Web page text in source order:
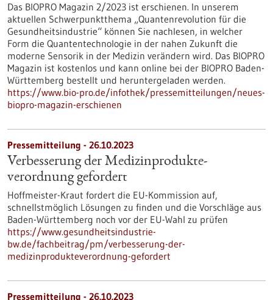
Das BIOPRO Magazin 2/2023 ist erschienen. In unserem
aktuellen Schwerpunktthema „Quantenrevolution für die
Gesundheitsindustrie“ können Sie nachlesen, in welcher
Form die Quantentechnologie in der nahen Zukunft die
moderne Sensorik in der Medizin verändern wird. Das BIOPRO
Magazin ist kostenlos und kann online bei der BIOPRO Baden-
Württemberg bestellt und heruntergeladen werden.
https://www.bio-pro.de/infothek/pressemitteilungen/neues-
biopro-magazin-erschienen
Pressemitteilung - 26.10.2023
Verbesserung der Medizinprodukte­
verordnung gefordert
Hoffmeister-Kraut fordert die EU-Kommission auf,
schnellstmöglich Lösungen zu finden und die Vorschläge aus
Baden-Württemberg noch vor der EU-Wahl zu prüfen
https://www.gesundheitsindustrie-
bw.de/fachbeitrag/pm/verbesserung-der-
medizinprodukteverordnung-gefordert
Pressemitteilung - 26.10.2023